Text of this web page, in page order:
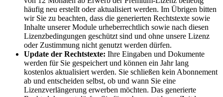
häufig neu erstellt oder aktualisiert werden. Im Übrigen bitten
wir Sie zu beachten, dass die generierten Rechtstexte sowie
Inhalte unserer Module urheberrechtlich sowie nach diesen
Lizenzbedingungen geschützt sind und ohne unsere Lizenz
oder Zustimmung nicht genutzt werden dürfen.
Update der Rechtstexte: Ihre Eingaben und Dokumente
werden für Sie gespeichert und können ein Jahr lang
kostenlos aktualisiert werden. Sie schließen kein Abonnement
ab und entscheiden selbst, ob und wann Sie eine
Lizenzverlängerung erwerben möchten. Das generierte